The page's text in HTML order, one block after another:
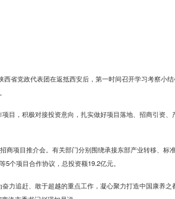
西省党政代表团在返抵西安后，第一时间召开学习考察小
目，积极对接投资意向，扎实做好项目落地、招商引资
商项目推介会。有关部门分别围绕承接东部产业转移、标
个项目合作协议，总投资额19.2亿元。
力追赶、敢于超越的重点工作，凝心聚力打造中国康养之